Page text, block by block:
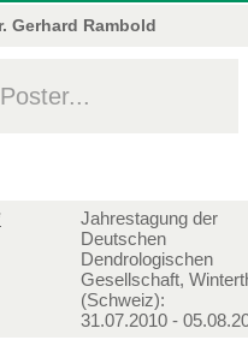
Gerhard Rambold
Jahrestagung der
Deutschen
Dendrologischen
Gesellschaft,
(Schweiz):
31.07.2010 -